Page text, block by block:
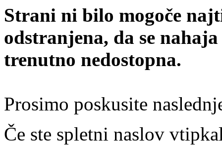
Strani ni bilo mogoče
odstranjena, da se
trenutno nedostopna.
Prosimo poskusite
Če ste spletni naslov